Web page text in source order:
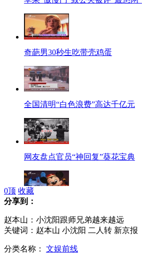
奇葩男30秒生吃带壳鸡蛋
全国清明“白色浪费”高达千亿元
网友盘点官员“神回复”葵花宝典
0顶 收藏
分享到：
赵本山：小沈阳跟师兄弟越来越远
关键词：赵本山 小沈阳 二人转 新京报
分类名称： 文娱前线